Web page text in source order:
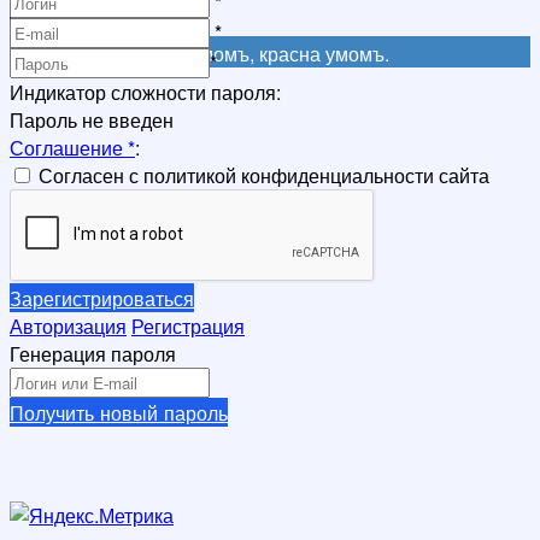
Регистрация
Не красна книга письмомъ, красна умомъ.
*
*
Индикатор сложности пароля:
Пароль не введен
Соглашение*:
Согласен с политикой конфиденциальности сайта
Зарегистрироваться
Авторизация Регистрация
Генерация пароля
Получить новый пароль